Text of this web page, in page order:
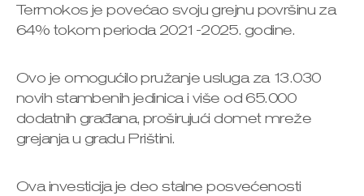
Termokos je povećao svoju grejnu površinu za
64% tokom perioda 2021-2025. godine.
Ovo je omogućilo pružanje usluga za 13.030
novih stambenih jedinica i više od 65.000
dodatnih građana, proširujući domet mreže
grejanja u gradu Prištini.
Ova investicija je deo stalne posvećenosti